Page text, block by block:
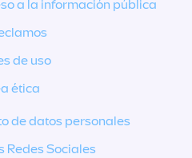
a la información pública
de uso
ética
de datos personales
Redes Sociales